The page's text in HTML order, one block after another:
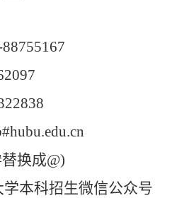
换成@)
本科招生微信公众号